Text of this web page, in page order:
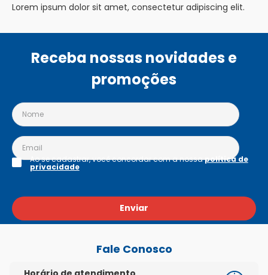
Lorem ipsum dolor sit amet, consectetur adipiscing elit.
Receba nossas novidades e
promoções
Enviar
Ao se cadastrar, você concordar com a nossapolítica de
privacidade
Fale Conosco